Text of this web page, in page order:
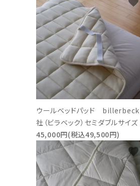
ウールベッドパッド billerbeck
社（ビラベック）セミダブルサイズ
45,000円(税込49,500円)
favorite